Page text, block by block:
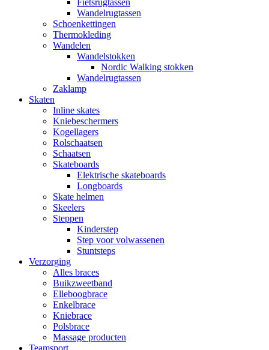
Fietsrugtassen
Wandelrugtassen
Schoenkettingen
Thermokleding
Wandelen
Wandelstokken
Nordic Walking stokken
Wandelrugtassen
Zaklamp
Skaten
Inline skates
Kniebeschermers
Kogellagers
Rolschaatsen
Schaatsen
Skateboards
Elektrische skateboards
Longboards
Skate helmen
Skeelers
Steppen
Kinderstep
Step voor volwassenen
Stuntsteps
Verzorging
Alles braces
Buikzweetband
Elleboogbrace
Enkelbrace
Kniebrace
Polsbrace
Massage producten
Teamsport